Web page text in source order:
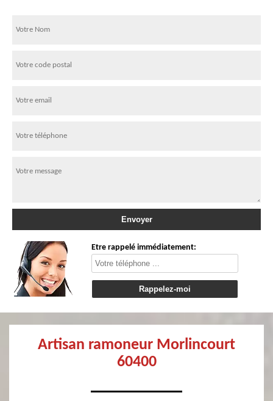
Etre rappelé immédiatement:
Artisan ramoneur Morlincourt
60400